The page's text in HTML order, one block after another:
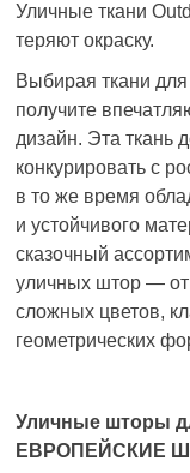
Уличные ткани
теряют окраску.
Выбирая ткани
получите
дизайн. Эта ткань
конкурировать с
в то же время
и устойчивого
сказочный
уличных штор — от
сложных цветов,
геометрических
Уличные шторы
ЕВРОПЕЙСКИЕ